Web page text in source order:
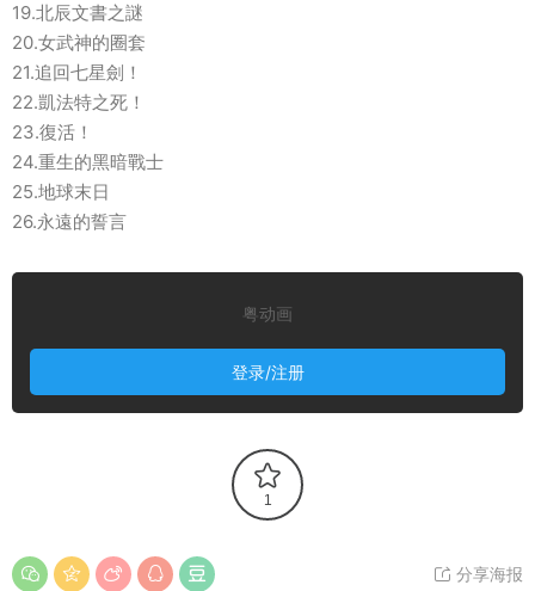
19.北辰文書之謎
20.女武神的圈套
21.追回七星劍！
22.凱法特之死！
23.復活！
24.重生的黑暗戰士
25.地球末日
26.永遠的誓言
粤动画
登录/注册
1
分享海报